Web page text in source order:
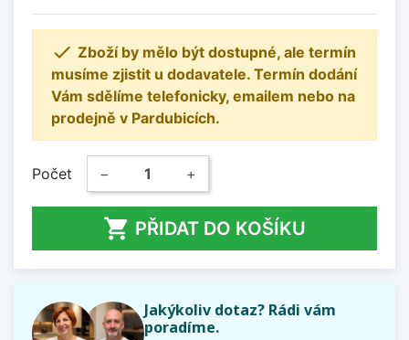
 Zboží by mělo být dostupné, ale termín
musíme zjistit u dodavatele. Termín dodání
Vám sdělíme telefonicky, emailem nebo na
prodejně v Pardubicích.
Počet − +
 PŘIDAT DO KOŠÍKU
Jakýkoliv dotaz? Rádi vám
poradíme.